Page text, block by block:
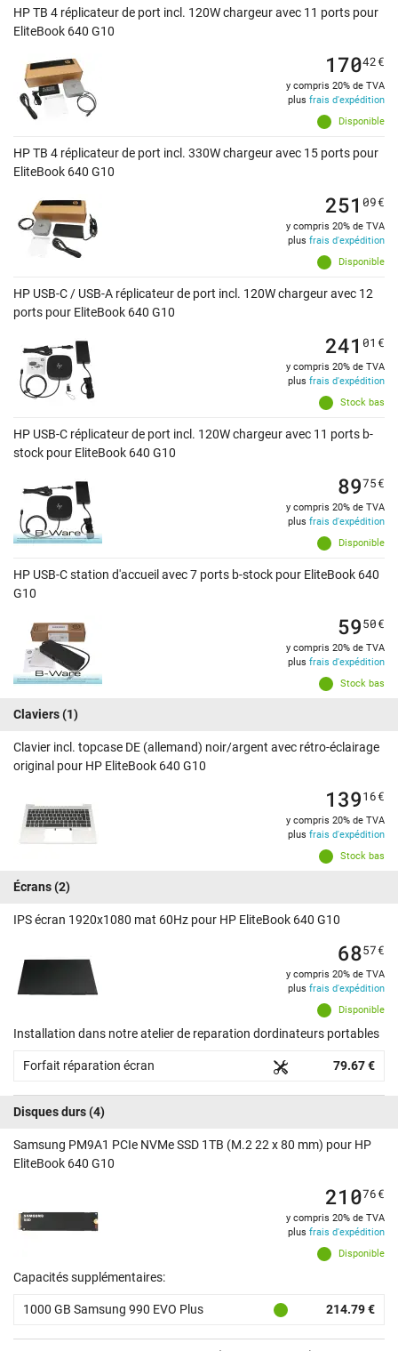
HP TB 4 réplicateur de port incl. 120W chargeur avec 11 ports pour
EliteBook 640 G10
Disponible
17042€
y compris 20% de TVA
plus frais d'expédition
HP TB 4 réplicateur de port incl. 330W chargeur avec 15 ports pour
EliteBook 640 G10
Disponible
251 09€
y compris 20% de TVA
plus frais d'expédition
HP USB-C / USB-A réplicateur de port incl. 120W chargeur avec 12
ports pour EliteBook 640 G10
Stock bas
241 01 €
y compris 20% de TVA
plus frais d'expédition
HP USB-C réplicateur de port incl. 120W chargeur avec 11 ports b-
stock pour EliteBook 640 G10
Disponible
8975€
y compris 20% de TVA
plus frais d'expédition
HP USB-C station d'accueil avec 7 ports b-stock pour EliteBook 640
G10
Stock bas
5950€
y compris 20% de TVA
plus frais d'expédition
Claviers(1)
Clavier incl. topcase DE (allemand) noir/argent avec rétro-éclairage
original pour HP EliteBook 640 G10
Stock bas
13916€
y compris 20% de TVA
plus frais d'expédition
Écrans(2)
IPS écran 1920x1080 mat 60Hz pour HP EliteBook 640 G10
Disponible
6857€
y compris 20% de TVA
plus frais d'expédition
Installation dans notre atelier de reparation dordinateurs portables
Forfait réparation écran 79.67 €
Disques durs(4)
Samsung PM9A1 PCIe NVMe SSD 1TB (M.2 22 x 80 mm) pour HP
EliteBook 640 G10
Disponible
21076€
y compris 20% de TVA
plus frais d'expédition
Capacités supplémentaires:
1000 GB Samsung 990 EVO Plus 214.79 €